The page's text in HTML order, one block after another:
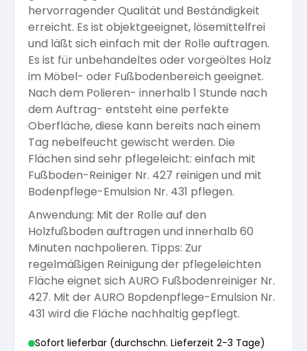
Öle für Außen
Pflege und Reinigung
Versiegelung für Beton
Pflege
Kalkfarben
Anti Schimmelfarbe
Isolierfarben
Latexfarben
Spezialfarben
Silikatfarben
Pflege und Reinigung
Spezialprodukte
Arbeitshandschuhe
Dichtmassen
Farbwalzen
Pinsel und Bürsten
Schleifmittel
hervorragender Qualität und Beständigkeit
erreicht. Es ist objektgeeignet, lösemittelfrei
und läßt sich einfach mit der Rolle auftragen.
Es ist für unbehandeltes oder vorgeöltes Holz
im Möbel- oder Fußbodenbereich geeignet.
Nach dem Polieren- innerhalb 1 Stunde nach
dem Auftrag- entsteht eine perfekte
Oberfläche, diese kann bereits nach einem
Tag nebelfeucht gewischt werden. Die
Flächen sind sehr pflegeleicht: einfach mit
Fußboden-Reiniger Nr. 427 reinigen und mit
Bodenpflege-Emulsion Nr. 431 pflegen.
Anwendung: Mit der Rolle auf den
Holzfußboden auftragen und innerhalb 60
Minuten nachpolieren. Tipps: Zur
regelmäßigen Reinigung der pflegeleichten
Fläche eignet sich AURO Fußbodenreiniger Nr.
427. Mit der AURO Bopdenpflege-Emulsion Nr.
431 wird die Fläche nachhaltig gepflegt.
Sofort lieferbar (durchschn. Lieferzeit 2-3 Tage)